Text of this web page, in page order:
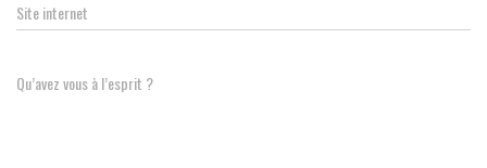
Site internet
Qu’avez vous à l’esprit ?